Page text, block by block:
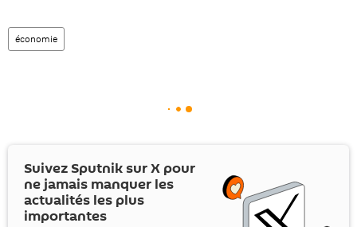
économie
Suivez Sputnik surX pour
ne jamais manquer les
actualités les plus
importantes